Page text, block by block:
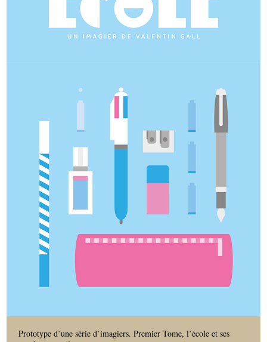
Prototype d’une série d’imagiers. Premier Tome, l’école et ses